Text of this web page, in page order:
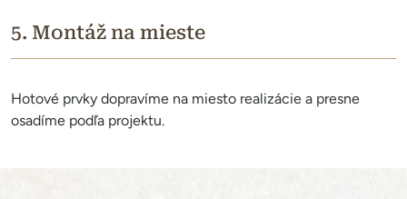
5. Montáž na mieste
Hotové prvky dopravíme na miesto realizácie a presne
osadíme podľa projektu.